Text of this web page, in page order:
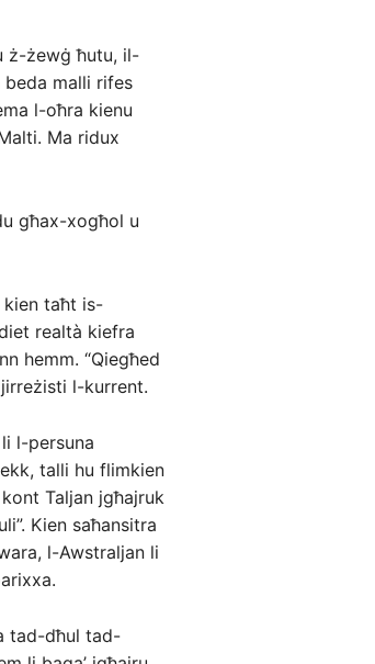
ż-żewġ ħutu, il-
malli rifes
l-oħra kienu
Ma ridux
għax-xogħol u
kien taħt is-
realtà kiefra
hemm. “Qiegħed
l-kurrent.
l-persuna
talli hu flimkien
Taljan jgħajruk
Kien saħansitra
l-Awstraljan li
tad-dħul tad-